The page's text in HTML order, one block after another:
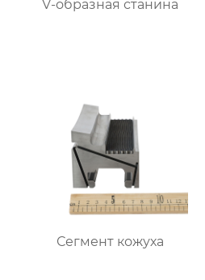
V-образная станина
Сегмент кожуха